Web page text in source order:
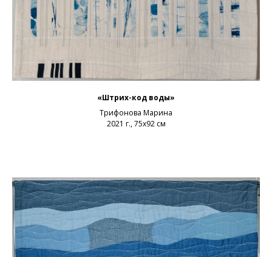
«Штрих-код воды»
Трифонова Марина
2021 г., 75х92 см